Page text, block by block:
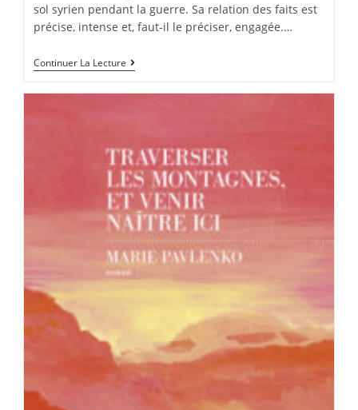
sol syrien pendant la guerre. Sa relation des faits est
précise, intense et, faut-il le préciser, engagée.…
Continuer La Lecture